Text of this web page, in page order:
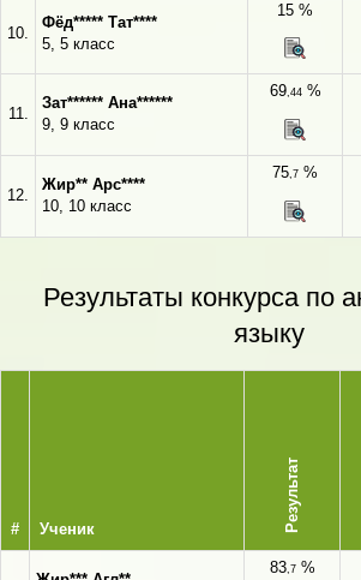
10.
Фёд***** Тат****
5, 5 класс
15 %
11.
Зат****** Ана******
9, 9 класс
69,44%
12.
Жир** Арс****
10, 10 класс
75,7 %
Результаты конкурса по
языку
# Ученик Результат
83,7%